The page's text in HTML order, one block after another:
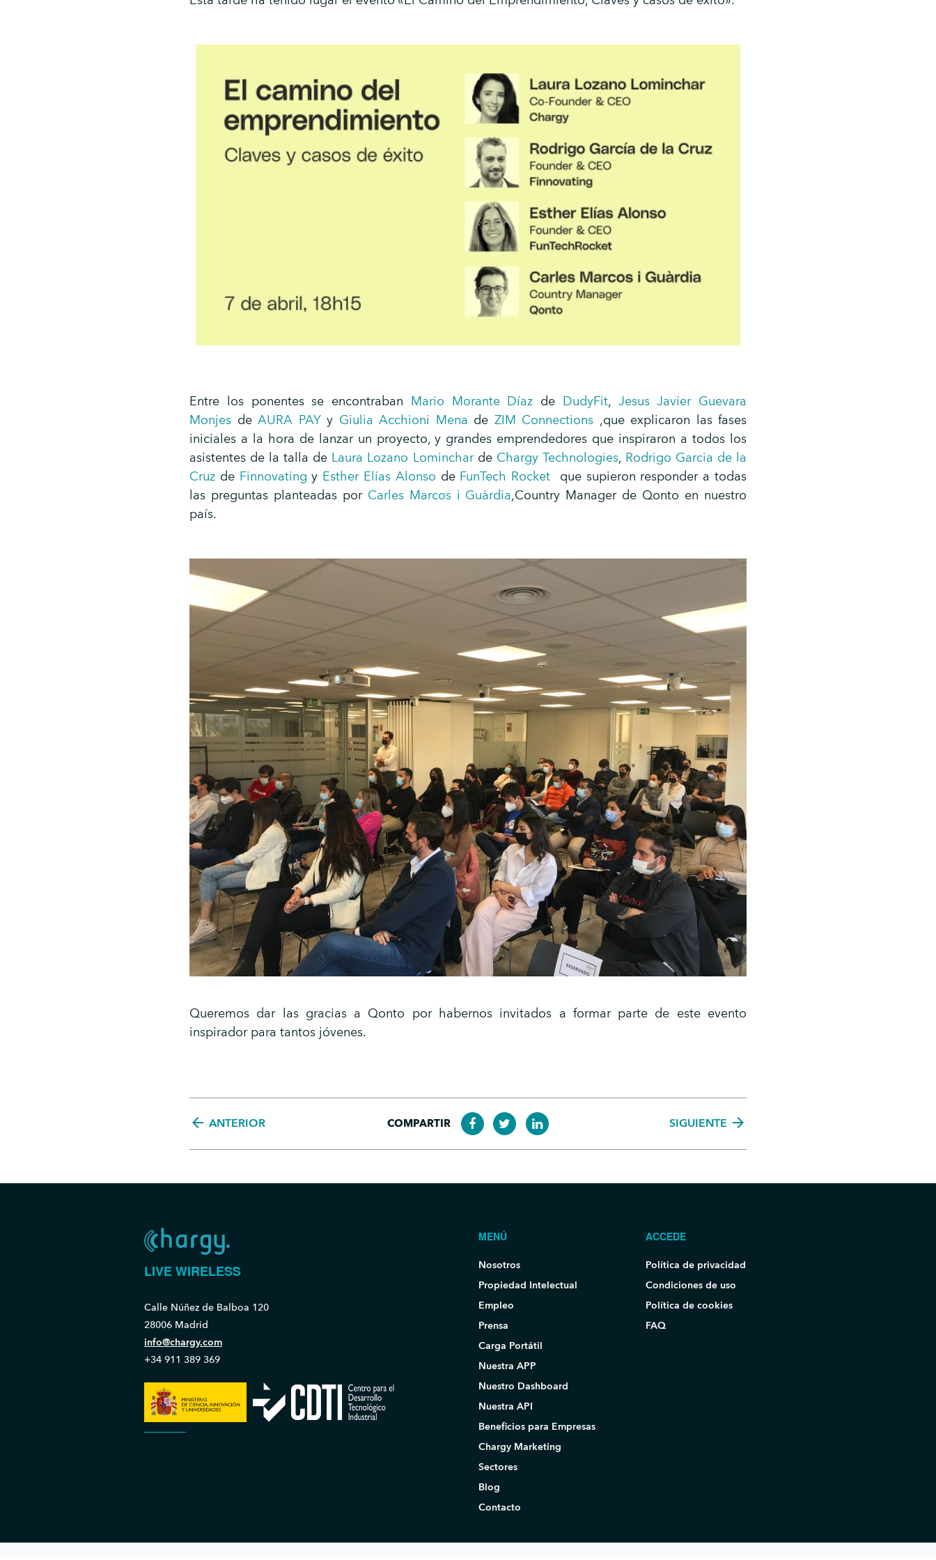
Entre los ponentes se encontraban Mario Morante Díaz de DudyFit, Jesus Javier Guevara
Monjes de AURA PAYy Giulia Acchioni Mena de ZIM Connections ,que explicaron las fases
iniciales a la hora de lanzar un proyecto, y grandes emprendedores que inspiraron a todos los
asistentes de la talla de Laura Lozano Lomincharde Chargy Technologies, Rodrigo Garcia de la
Cruz de Finnovating y Esther Elías Alonso de FunTech Rocket que supieron responder a todas
las preguntas planteadas por Carles Marcos i Guàrdia,Country Manager de Qonto en nuestro
país.
Queremos dar las gracias a Qonto por habernos invitados a formar parte de este evento
inspirador para tantos jóvenes.
arrow_back ANTERIOR COMPARTIR SIGUIENTE arrow_forward
LIVE WIRELESS
Calle Núñez de Balboa 120
28006 Madrid
info@chargy.com
+34 911 389 369
MENÚ
Nosotros
Propiedad Intelectual
Empleo
Prensa
Carga Portátil
Nuestra APP
Nuestro Dashboard
Nuestra API
Beneficios para Empresas
Chargy Marketing
Sectores
Blog
Contacto
ACCEDE
Política de privacidad
Condiciones de uso
Política de cookies
FAQ